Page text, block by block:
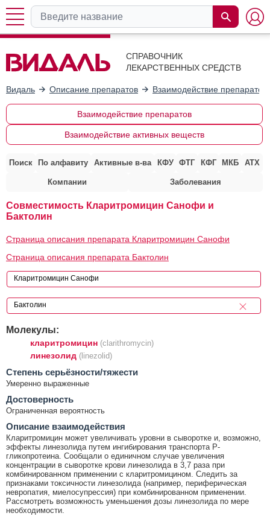
СПРАВОЧНИК
ЛЕКАРСТВЕННЫХ СРЕДСТВ
Видаль Описание препаратов Взаимодействие препаратов
Взаимодействие препаратов
Взаимодействие активных веществ
Поиск По алфавиту Активные в-ва КФУ ФТГ КФГ МКБ АТХ
Компании Заболевания
Совместимость Кларитромицин Санофи и
Бактолин
Страница описания препарата Кларитромицин Санофи
Страница описания препарата Бактолин
Молекулы:
кларитромицин (clarithromycin)
линезолид (linezolid)
Cтепень серьёзности/тяжести
Умеренно выраженные
Достоверность
Ограниченная вероятность
Описание взаимодействия
Кларитромицин может увеличивать уровни в сыворотке и, возможно,
эффекты линезолида путем ингибирования транспорта Р-
гликопротеина. Сообщали о единичном случае увеличения
концентрации в сыворотке крови линезолида в 3,7 раза при
комбинированном применении с кларитромицином. Следить за
признаками токсичности линезолида (например, периферическая
невропатия, миелосупрессия) при комбинированном применении.
Рассмотреть возможность уменьшения дозы линезолида по мере
необходимости.